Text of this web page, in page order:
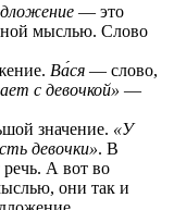
— это
мыслью. Слово
Ва́ся — слово,
с девочкой» —
значение. «У
девочки». В
А вот во
они так и